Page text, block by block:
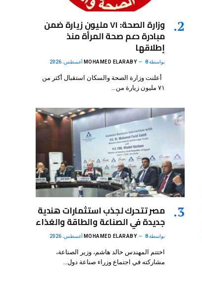
وزارة الصحة: ٧١ مليون زيارة ضمن
مبادرة دعم صحة المرأة منذ
إطلاقها
بواسطة MOHAMED ELARABY 8 أغسطس، 2026
أعلنت وزارة الصحة والسكان استقبال أكثر من
٧١ مليون زيارة من…
مصر تتحرك لجذب استثمارات هندية
جديدة في الصناعة والطاقة والغذاء
بواسطة MOHAMED ELARABY 8 أغسطس، 2026
اختتم المهندس خالد هاشم، وزير الصناعة،
مشاركته في اجتماع وزراء صناعة دول…